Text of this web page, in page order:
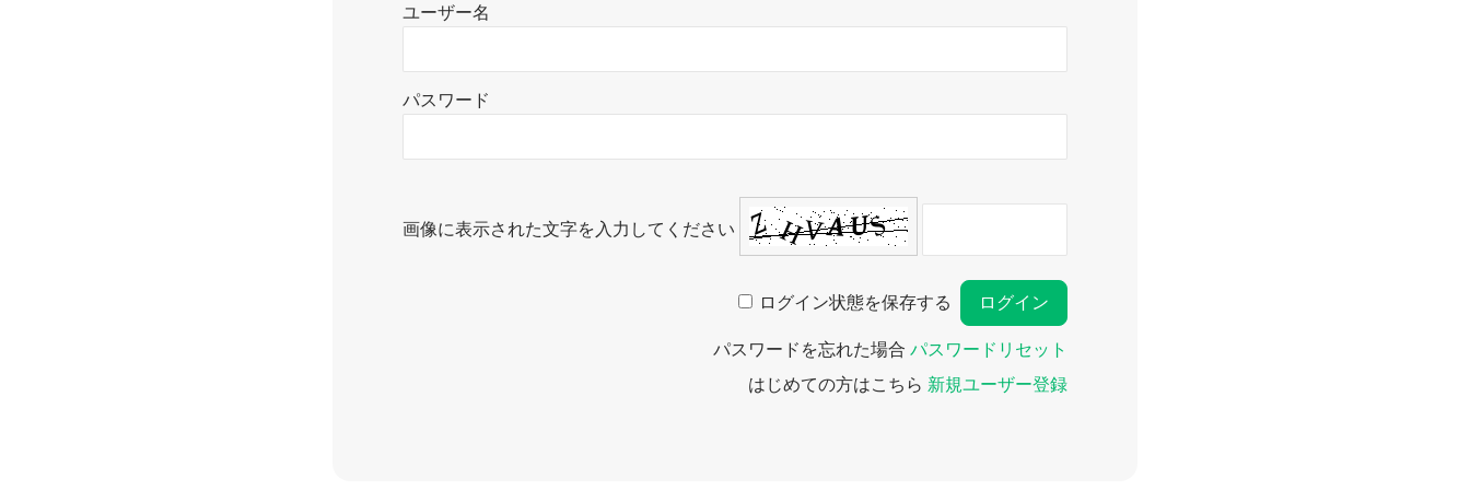
ユーザー名
パスワード
画像に表示された文字を入力してください
ログイン状態を保存する
パスワードを忘れた場合 パスワードリセット
はじめての方はこちら 新規ユーザー登録